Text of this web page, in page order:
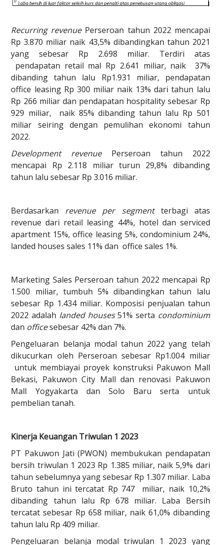
Recurring revenuePerseroan tahun 2022 mencapai
Rp 3.870 miliar naik 43,5% dibandingkan tahun 2021
yang sebesar Rp 2.698 miliar. Terdiri atas
pendapatan retail mal Rp 2.641 miliar, naik 37%
dibanding tahun lalu Rp1.931 miliar, pendapatan
office leasing Rp 300 miliar naik 13% dari tahun lalu
Rp 266 miliar dan pendapatan hospitality sebesar Rp
929 miliar, naik 85% dibanding tahun lalu Rp 501
miliar seiring dengan pemulihan ekonomi tahun
2022.
Development revenuePerseroan tahun 2022
mencapai Rp 2.118 miliar turun 29,8% dibanding
tahun lalu sebesar Rp 3.016 miliar.
Berdasarkan revenue per segmentterbagi atas
revenue dari retail leasing 44%, hotel dan serviced
apartment 15%, office leasing 5%,condominium 24%,
landed houses sales 11% dan office sales 1%.
Marketing Sales Perseroan tahun 2022 mencapai Rp
1.500 miliar, tumbuh 5% dibandingkan tahun lalu
sebesar Rp 1.434 miliar. Komposisi penjualan tahun
2022 adalah landed houses51% serta condominium
dan officesebesar 42% dan 7%.
Pengeluaran belanja modal tahun 2022 yang telah
dikucurkan oleh Perseroan sebesar Rp1.004 miliar
untuk membiayai proyek konstruksi Pakuwon Mall
Bekasi, Pakuwon City Mall dan renovasi Pakuwon
Mall Yogyakarta dan Solo Baru serta untuk
pembelian tanah.
Kinerja Keuangan Triwulan 1 2023
PT Pakuwon Jati (PWON) membukukan pendapatan
bersih triwulan 1 2023 Rp 1.385 miliar, naik 5,9% dari
tahun sebelumnya yang sebesar Rp 1.307 miliar. Laba
Bruto tahun ini tercatat Rp 747 miliar, naik 10,2%
dibanding tahun lalu Rp 678 miliar. Laba Bersih
tercatat sebesar Rp 658 miliar, naik 61,0% dibanding
tahun lalu Rp 409 miliar.
Pengeluaran belanja modal triwulan 1 2023 yang